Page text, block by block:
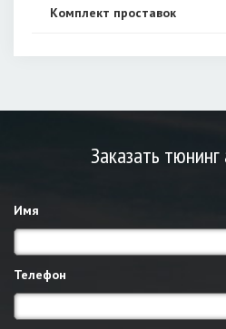
Комплект проставок
Заказать
Имя
Телефон